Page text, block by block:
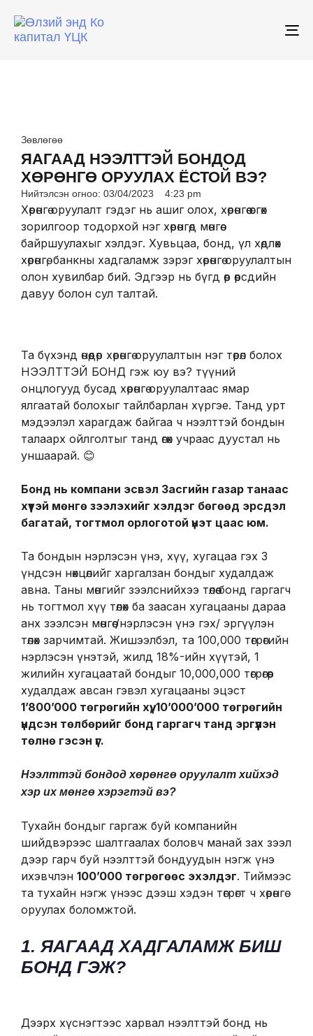
Зөвлөгөө
ЯАГААД НЭЭЛТТЭЙ БОНДОД
ХӨРӨНГӨ ОРУУЛАХ ЁСТОЙ ВЭ?
Нийтэлсэн огноо: 03/04/2023 4:23 pm
Хөрөнгө оруулалт гэдэг нь ашиг олох, хөрөнгөө өсгөх
зорилгоор тодорхой нэг хөрөнгөд мөнгөө
байршуулахыг хэлдэг. Хувьцаа, бонд, үл хөдлөх
хөрөнгө, банкны хадгаламж зэрэг хөрөнгө оруулалтын
олон хувилбар бий. Эдгээр нь бүгд өөр өөрсдийн
давуу болон сул талтай.
Та бүхэнд өнөөдөр хөрөнгө оруулалтын нэг төрөл болох
НЭЭЛТТЭЙ БОНД гэж юу вэ? түүний
онцлогууд бусад хөрөнгө оруулалтаас ямар
ялгаатай болохыг тайлбарлан хүргэе. Танд урт
мэдээлэл харагдаж байгаа ч нээлттэй бондын
талаарх ойлголтыг танд өгөх учраас дуустал нь
уншаарай. 😊
Бонд нь компани эсвэл Засгийн газар танаас
хүүтэй мөнгө зээлэхийг хэлдэг бөгөөд эрсдэл
багатай, тогтмол орлоготой үнэт цаас юм.
Та бондын нэрлэсэн үнэ, хүү, хугацаа гэх 3
үндсэн нөхцөлийг харгалзан бондыг худалдаж
авна. Таны мөнгийг зээлснийхээ төлөө бонд гаргагч
нь тогтмол хүү төлөх ба заасан хугацааны дараа
анх зээлсэн мөнгөө /нэрлэсэн үнэ гэх/ эргүүлэн
төлөх зарчимтай. Жишээлбэл, та 100,000 төгрөгийн
нэрлэсэн үнэтэй, жилд 18%-ийн хүүтэй, 1
жилийн хугацаатай бондыг 10,000,000 төгрөгөөр
худалдаж авсан гэвэл хугацааны эцэст
1’800’000 төгрөгийн хүү, 10’000’000 төгрөгийн
үндсэн төлбөрийг бонд гаргагч танд эргүүлэн
төлнө гэсэн үг.
Нээлттэй бондод хөрөнгө оруулалт хийхэд
хэр их мөнгө хэрэгтэй вэ?
Тухайн бондыг гаргаж буй компанийн
шийдвэрээс шалтгаалах боловч манай зах зээл
дээр гарч буй нээлттэй бондуудын нэгж үнэ
ихэвчлэн 100’000 төгрөгөөс эхэлдэг. Тиймээс
та тухайн нэгж үнээс дээш хэдэн төгрөгт ч хөрөнгө
оруулах боломжтой.
1. ЯАГААД ХАДГАЛАМЖ БИШ
БОНД ГЭЖ?
Дээрх хүснэгтээс харвал нээлттэй бонд нь